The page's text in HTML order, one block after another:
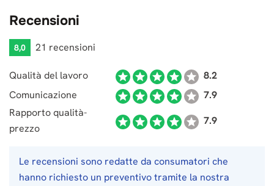
Recensioni
8,0 21 recensioni
Qualità del lavoro
8.2
Comunicazione
7.9
Rapporto qualità-
prezzo
7.9
Le recensioni sono redatte da consumatori che
hanno richiesto un preventivo tramite la nostra